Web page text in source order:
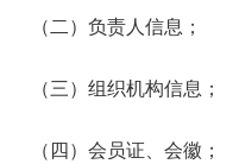
（二）负责人信息；
（三）组织机构信息；
（四）会员证、会徽；